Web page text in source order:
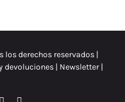
los derechos reservados |
devoluciones| Newsletter |